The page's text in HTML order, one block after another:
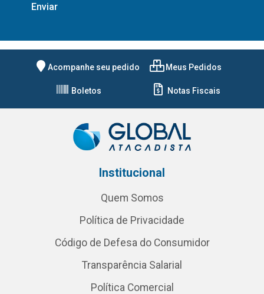
Acompanhe seu pedido Meus Pedidos
Boletos Notas Fiscais
Institucional
Quem Somos
Política de Privacidade
Código de Defesa do Consumidor
Transparência Salarial
Política Comercial